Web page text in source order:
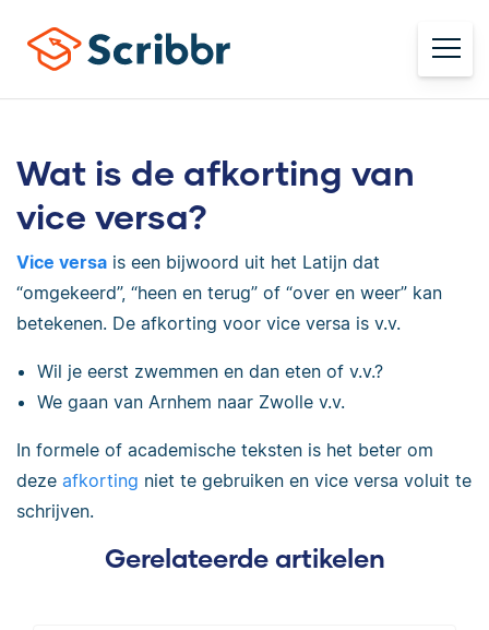
Wat is de afkorting van
vice versa?
Vice versa is een bijwoord uit het Latijn dat
“omgekeerd”, “heen en terug” of “over en weer” kan
betekenen. De afkorting voor vice versa is v.v.
Wil je eerst zwemmen en dan eten of v.v.?
We gaan van Arnhem naar Zwolle v.v.
In formele of academische teksten is het beter om
deze afkorting niet te gebruiken en vice versa voluit te
schrijven.
Gerelateerde artikelen